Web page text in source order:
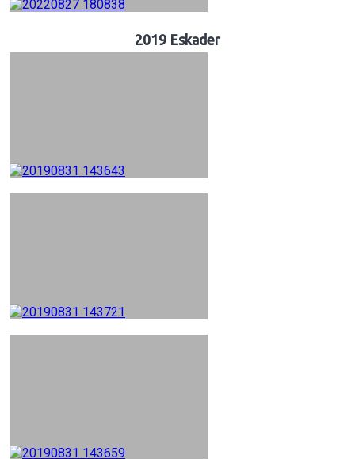
2019 Eskader